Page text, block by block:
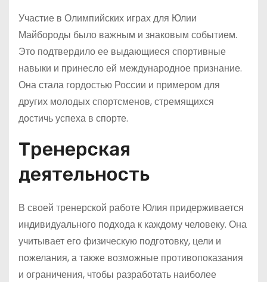
Участие в Олимпийских играх для Юлии
Майбороды было важным и знаковым событием.
Это подтвердило ее выдающиеся спортивные
навыки и принесло ей международное признание.
Она стала гордостью России и примером для
других молодых спортсменов, стремящихся
достичь успеха в спорте.
Тренерская
деятельность
В своей тренерской работе Юлия придерживается
индивидуального подхода к каждому человеку. Она
учитывает его физическую подготовку, цели и
пожелания, а также возможные противопоказания
и ограничения, чтобы разработать наиболее